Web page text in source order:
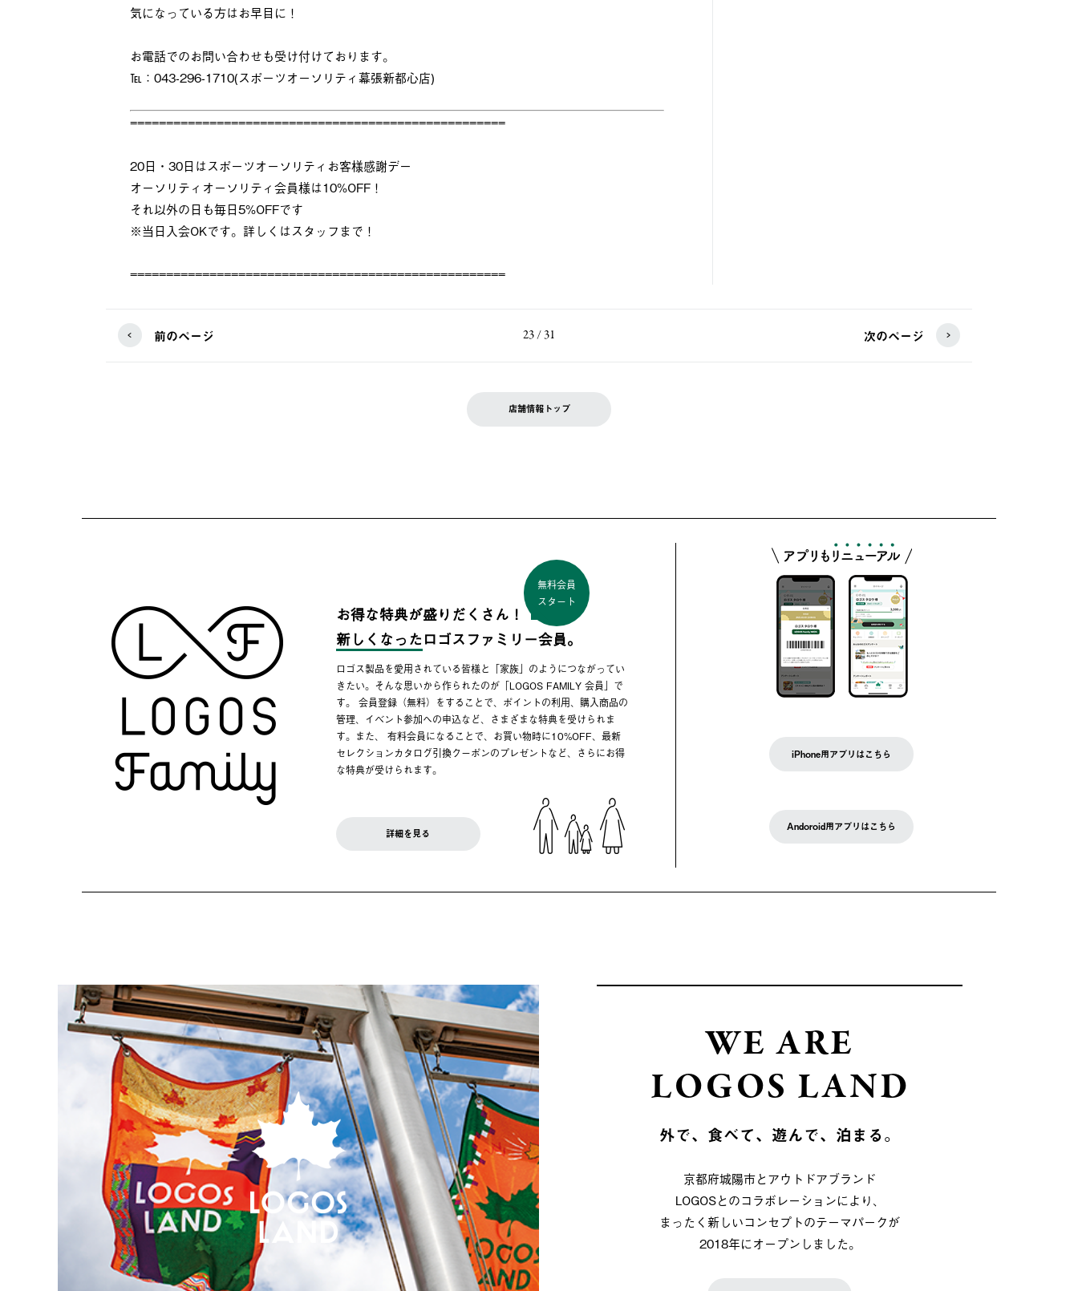
気になっている方はお早目に！
お電話でのお問い合わせも受け付けております。
℡：043-296-1710(スポーツオーソリティ幕張新都心店)
====================================================
20日・30日はスポーツオーソリティお客様感謝デー
オーソリティオーソリティ会員様は10%OFF！
それ以外の日も毎日5%OFFです
※当日入会OKです。詳しくはスタッフまで！
====================================================
前のページ 23 / 31 次のページ
店舗情報トップ
お得な特典が盛りだくさん！
無料会員
スタート
新しくなったロゴスファミリー会員。
ロゴス製品を愛用されている皆様と「家族」のようにつながってい
きたい。そんな思いから作られたのが「LOGOS FAMILY 会員」で
す。 会員登録（無料）をすることで、ポイントの利用、購入商品の
管理、イベント参加への申込など、さまざまな特典を受けられま
す。また、 有料会員になることで、お買い物時に10%OFF、最新
セレクションカタログ引換クーポンのプレゼントなど、さらにお得
な特典が受けられます。
詳細を見る
iPhone用アプリはこちら
Andoroid用アプリはこちら
WE ARE
LOGOS LAND
外で、食べて、遊んで、泊まる。
京都府城陽市とアウトドアブランド
LOGOSとのコラボレーションにより、
まったく新しいコンセプトのテーマパークが
2018年にオープンしました。